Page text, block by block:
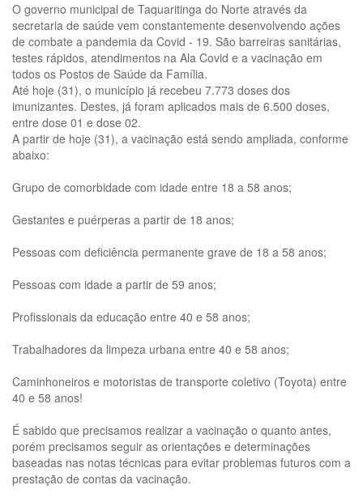
O governo municipal de Taquaritinga do Norte através da
secretaria de saúde vem constantemente desenvolvendo ações
de combate a pandemia da Covid - 19. São barreiras sanitárias,
testes rápidos, atendimentos na Ala Covid e a vacinação em
todos os Postos de Saúde da Família.
Até hoje (31), o município já recebeu 7.773 doses dos
imunizantes. Destes, já foram aplicados mais de 6.500 doses,
entre dose 01 e dose 02.
A partir de hoje (31), a vacinação está sendo ampliada, conforme
abaixo:
Grupo de comorbidade com idade entre 18 a 58 anos;
Gestantes e puérperas a partir de 18 anos;
Pessoas com deficiência permanente grave de 18 a 58 anos;
Pessoas com idade a partir de 59 anos;
Profissionais da educação entre 40 e 58 anos;
Trabalhadores da limpeza urbana entre 40 e 58 anos;
Caminhoneiros e motoristas de transporte coletivo (Toyota) entre
40 e 58 anos!
É sabido que precisamos realizar a vacinação o quanto antes,
porém precisamos seguir as orientações e determinações
baseadas nas notas técnicas para evitar problemas futuros com a
prestação de contas da vacinação.